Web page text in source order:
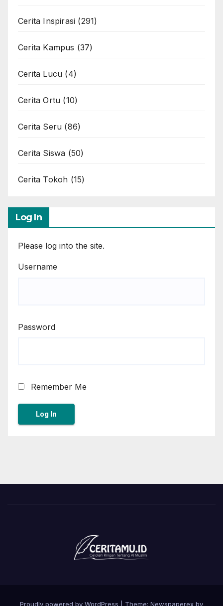
Cerita Inspirasi (291)
Cerita Kampus (37)
Cerita Lucu (4)
Cerita Ortu (10)
Cerita Seru (86)
Cerita Siswa (50)
Cerita Tokoh (15)
Log In
Please log into the site.
Username
Password
Remember Me
Proudly powered by WordPress Theme: Newspaperex by